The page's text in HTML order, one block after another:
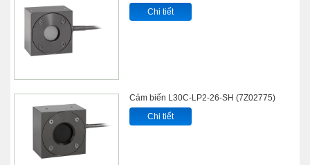
Chi tiết
Cảm biến L30C-LP2-26-SH (7Z02775)
Chi tiết